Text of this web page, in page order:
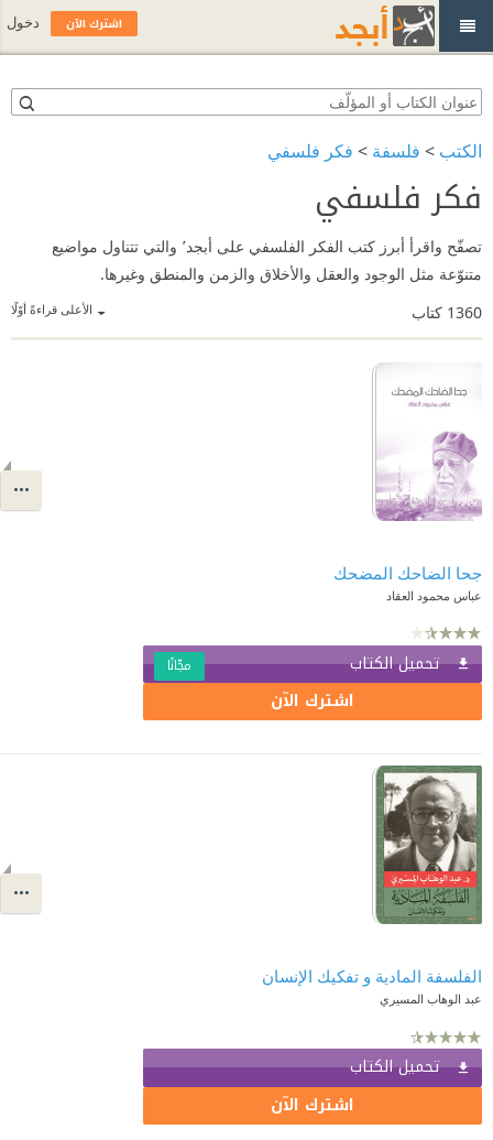
الكتب > فلسفة > فكر فلسفي
فكر فلسفي
تصفّح واقرأ أبرز كتب الفكر الفلسفي على أبجد٬ والتي تتناول مواضيع
متنوّعة مثل الوجود والعقل والأخلاق والزمن والمنطق وغيرها.
الأعلى قراءةً أوّلًا 1360 كتاب
جحا الضاحك المضحك
عباس محمود العقاد
تحميل الكتاب مجّانًا
اشترك الآن
الفلسفة المادية و تفكيك الإنسان
عبد الوهاب المسيري
تحميل الكتاب
اشترك الآن
اشترك الآن دخول